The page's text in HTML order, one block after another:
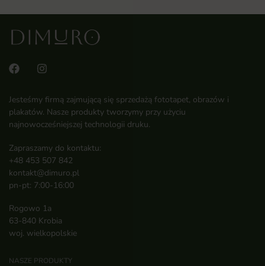
Jesteśmy firmą zajmującą się sprzedażą fototapet, obrazów i
plakatów. Nasze produkty tworzymy przy użyciu
najnowocześniejszej technologii druku.
Zapraszamy do kontaktu:
+48 453 507 842
kontakt@dimuro.pl
pn-pt: 7:00-16:00
Rogowo 1a
63-840 Krobia
woj. wielkopolskie
NASZE PRODUKTY